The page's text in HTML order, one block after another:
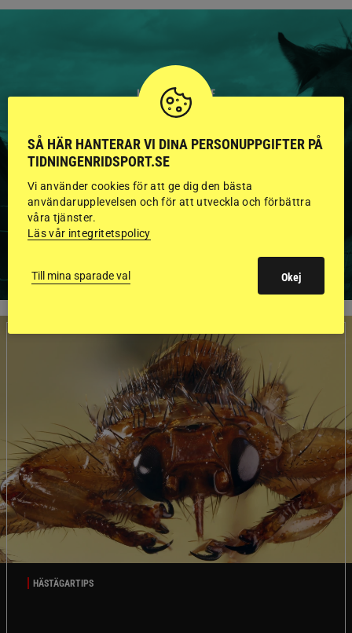
HINGSTAR ONLINE
GODKÄNDA HINGSTAR I
FLERA KATEGORIER MED
BILDER OCH FAKTA
HÄSTÄGARTIPS
SÅ HÄR HANTERAR VI DINA PERSONUPPGIFTER PÅ
TIDNINGENRIDSPORT.SE
Vi använder cookies för att ge dig den bästa
användarupplevelsen och för att utveckla och förbättra
våra tjänster.
Läs vår integritetspolicy
Till mina sparade val Okej